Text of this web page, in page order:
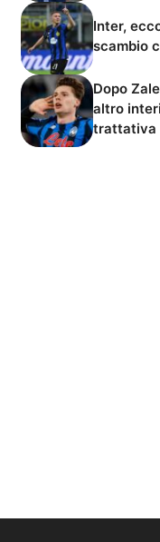
Inter,
scambio
Dopo
altro
trattativa